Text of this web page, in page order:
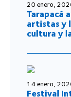
20 enero,
Tarapacá
artistas y
cultura y
14 enero,
Festival